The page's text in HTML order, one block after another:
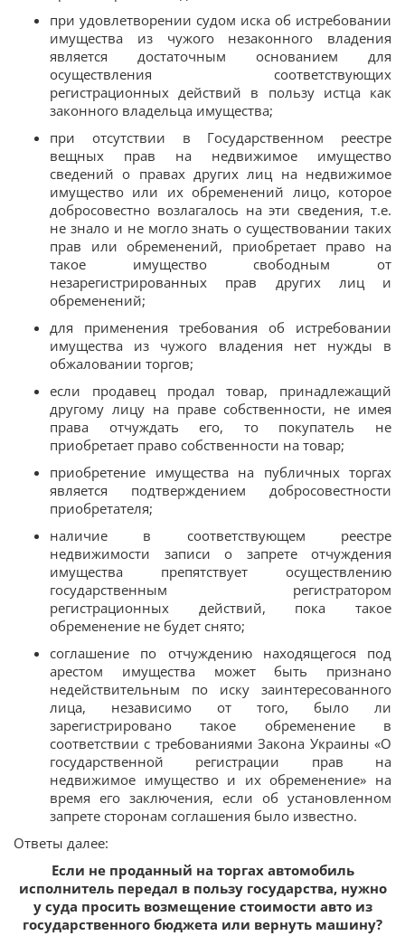
при удовлетворении судом иска об истребовании
имущества из чужого незаконного владения
является достаточным основанием для
осуществления соответствующих
регистрационных действий в пользу истца как
законного владельца имущества;
при отсутствии в Государственном реестре
вещных прав на недвижимое имущество
сведений о правах других лиц на недвижимое
имущество или их обременений лицо, которое
добросовестно возлагалось на эти сведения, т.е.
не знало и не могло знать о существовании таких
прав или обременений, приобретает право на
такое имущество свободным от
незарегистрированных прав других лиц и
обременений;
для применения требования об истребовании
имущества из чужого владения нет нужды в
обжаловании торгов;
если продавец продал товар, принадлежащий
другому лицу на праве собственности, не имея
права отчуждать его, то покупатель не
приобретает право собственности на товар;
приобретение имущества на публичных торгах
является подтверждением добросовестности
приобретателя;
наличие в соответствующем реестре
недвижимости записи о запрете отчуждения
имущества препятствует осуществлению
государственным регистратором
регистрационных действий, пока такое
обременение не будет снято;
соглашение по отчуждению находящегося под
арестом имущества может быть признано
недействительным по иску заинтересованного
лица, независимо от того, было ли
зарегистрировано такое обременение в
соответствии с требованиями Закона Украины «О
государственной регистрации прав на
недвижимое имущество и их обременение» на
время его заключения, если об установленном
запрете сторонам соглашения было известно.
Ответы далее:
Если не проданный на торгах автомобиль
исполнитель передал в пользу государства, нужно
у суда просить возмещение стоимости авто из
государственного бюджета или вернуть машину?